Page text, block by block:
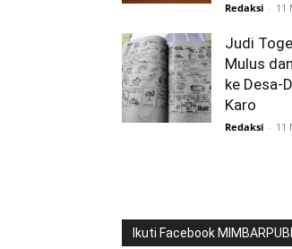
Redaksi - 11
Judi
Mulus
ke Desa-
Karo
Redaksi - 11
Ikuti Facebook